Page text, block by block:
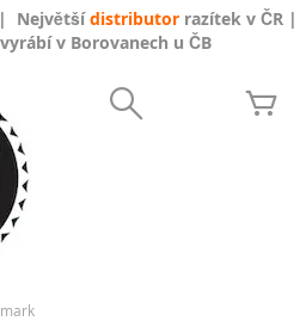
Největšídistributorrazítek v ČR |
v Borovanech u ČB